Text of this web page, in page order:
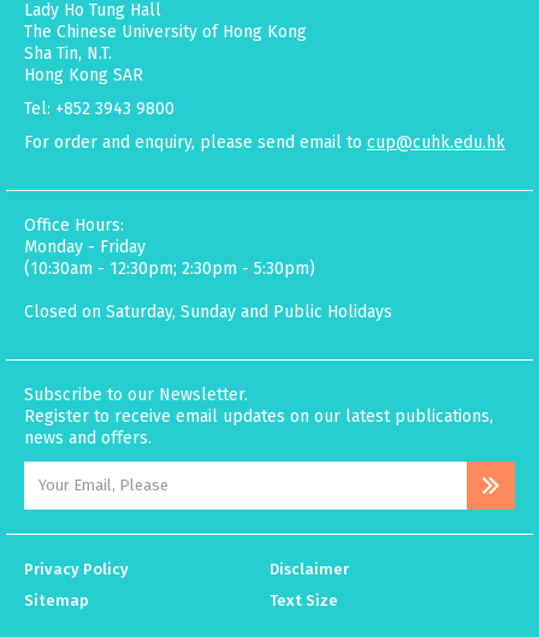
Lady Ho Tung Hall
The Chinese University of Hong Kong
Sha Tin, N.T.
Hong Kong SAR
Tel: +852 3943 9800
For order and enquiry, please send email to cup@cuhk.edu.hk
Office Hours:
Monday - Friday
(10:30am - 12:30pm; 2:30pm - 5:30pm)
Closed on Saturday, Sunday and Public Holidays
Subscribe to our Newsletter.
Register to receive email updates on our latest publications,
news and offers.
Privacy Policy
Disclaimer
Sitemap
Text Size